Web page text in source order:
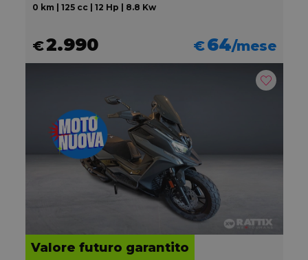
0 km | 125 cc | 12 Hp | 8.8 Kw
€2.990 €64/mese
Valore futuro garantito